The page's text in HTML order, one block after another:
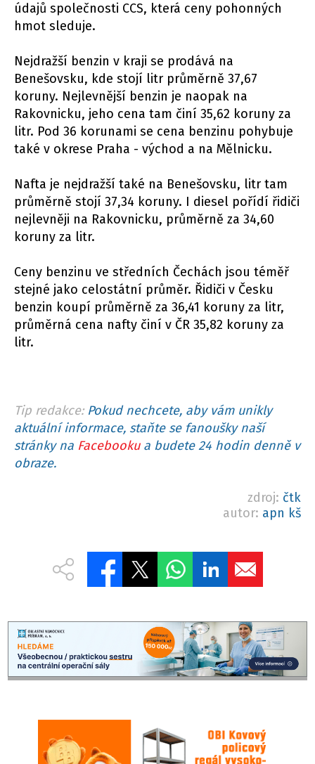
údajů společnosti CCS, která ceny pohonných
hmot sleduje.
Nejdražší benzin v kraji se prodává na
Benešovsku, kde stojí litr průměrně 37,67
koruny. Nejlevnější benzin je naopak na
Rakovnicku, jeho cena tam činí 35,62 koruny za
litr. Pod 36 korunami se cena benzinu pohybuje
také v okrese Praha - východ a na Mělnicku.
Nafta je nejdražší také na Benešovsku, litr tam
průměrně stojí 37,34 koruny. I diesel pořídí řidiči
nejlevněji na Rakovnicku, průměrně za 34,60
koruny za litr.
Ceny benzinu ve středních Čechách jsou téměř
stejné jako celostátní průměr. Řidiči v Česku
benzin koupí průměrně za 36,41 koruny za litr,
průměrná cena nafty činí v ČR 35,82 koruny za
litr.
Tip redakce: Pokud nechcete, aby vám unikly
aktuální informace, staňte se fanoušky naší
stránky na Facebookua budete 24 hodin denně v
obraze.
zdroj: čtk
autor: apn kš